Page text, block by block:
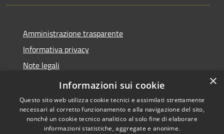
Amministrazione trasparente
Informativa privacy
Note legali
Dichiarazione di accessibilità
Copyright © 2026 • Comune di
×
Informazioni sui cookie
Questo sito web utilizza cookie tecnici e assimilati strettamente
necessari al corretto funzionamento e alla navigazione del sito,
nonché un cookie tecnico analitico al solo fine di elaborare
informazioni statistiche, aggregate e anonime.